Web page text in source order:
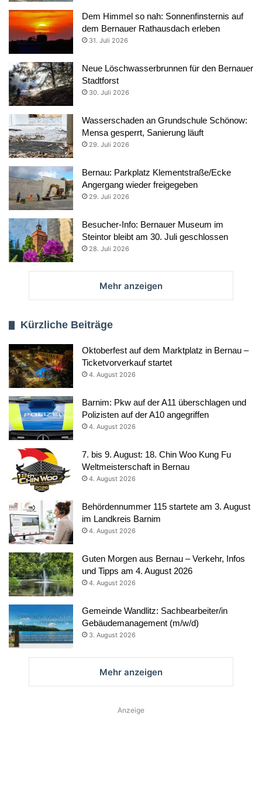
Dem Himmel so nah: Sonnenfinsternis auf
dem Bernauer Rathausdach erleben
31. Juli 2026
Neue Löschwasserbrunnen für den Bernauer
Stadtforst
30. Juli 2026
Wasserschaden an Grundschule Schönow:
Mensa gesperrt, Sanierung läuft
29. Juli 2026
Bernau: Parkplatz Klementstraße/Ecke
Angergang wieder freigegeben
29. Juli 2026
Besucher-Info: Bernauer Museum im
Steintor bleibt am 30. Juli geschlossen
28. Juli 2026
Mehr anzeigen
Kürzliche Beiträge
Oktoberfest auf dem Marktplatz in Bernau –
Ticketvorverkauf startet
4. August 2026
Barnim: Pkw auf der A11 überschlagen und
Polizisten auf der A10 angegriffen
4. August 2026
7. bis 9. August: 18. Chin Woo Kung Fu
Weltmeisterschaft in Bernau
4. August 2026
Behördennummer 115 startete am 3. August
im Landkreis Barnim
4. August 2026
Guten Morgen aus Bernau – Verkehr, Infos
und Tipps am 4. August 2026
4. August 2026
Gemeinde Wandlitz: Sachbearbeiter/in
Gebäudemanagement (m/w/d)
3. August 2026
Mehr anzeigen
Anzeige